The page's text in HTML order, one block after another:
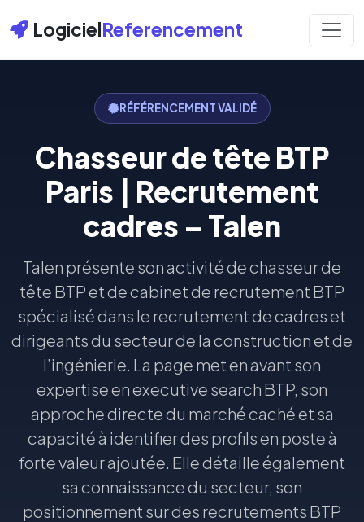
LogicielReferencement
RÉFÉRENCEMENT VALIDÉ
Chasseur de tête BTP
Paris | Recrutement
cadres – Talen
Talen présente son activité de chasseur de
tête BTP et de cabinet de recrutement BTP
spécialisé dans le recrutement de cadres et
dirigeants du secteur de la construction et de
l’ingénierie. La page met en avant son
expertise en executive search BTP, son
approche directe du marché caché et sa
capacité à identifier des profils en poste à
forte valeur ajoutée. Elle détaille également
sa connaissance du secteur, son
positionnement sur des recrutements BTP